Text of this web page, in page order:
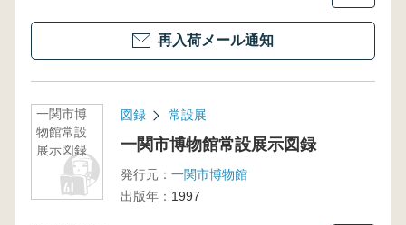
再入荷メール通知
一関市博
物館常設
展示図録
図録 常設展
一関市博物館常設展示図録
発行元： 一関市博物館
出版年： 1997